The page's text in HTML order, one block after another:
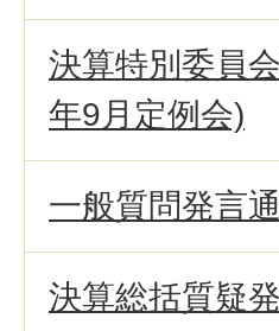
決算特別委員
年9月定例会)
一般質問発言
決算総括質疑